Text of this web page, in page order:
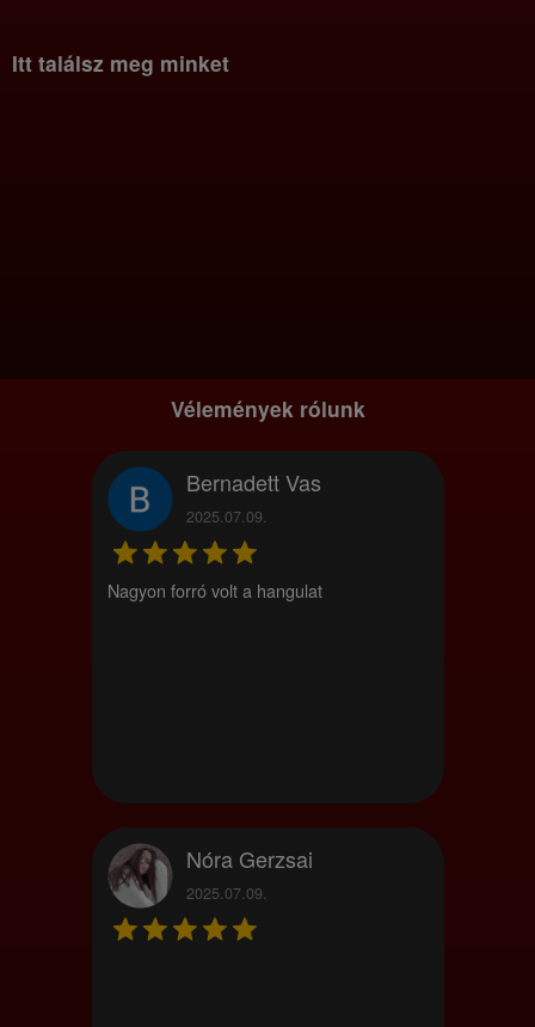
Itt találsz meg minket
Vélemények rólunk
Bernadett Vas
2025.07.09.
Nagyon forró volt a hangulat
Nóra Gerzsai
2025.07.09.